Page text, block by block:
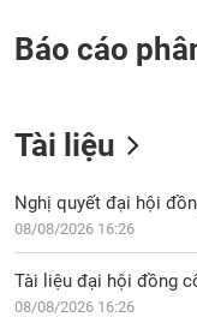
Báo cáo
Tài liệu
Nghị quyết đại hội
08/08/2026 16:26
Tài liệu đại hội đồng
08/08/2026 16:26